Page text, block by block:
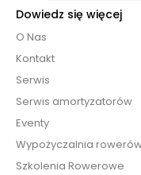
Dowiedz się więcej
O Nas
Kontakt
Serwis
Serwis amortyzatorów
Eventy
Wypożyczalnia
Szkolenia Rowerowe